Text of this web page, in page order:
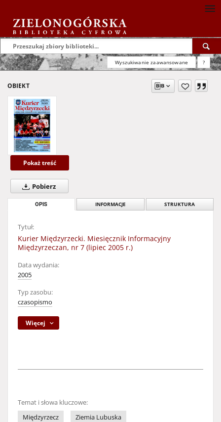
Wyszukiwanie zaawansowane ?
OBIEKT
Pokaż treść
Pobierz
OPIS INFORMACJE STRUKTURA
Tytuł:
Kurier Międzyrzecki. Miesięcznik Informacyjny
Międzyrzeczan, nr 7 (lipiec 2005 r.)
Data wydania:
2005
Typ zasobu:
czasopismo
Więcej
Temat i słowa kluczowe:
Międzyrzecz
Ziemia Lubuska